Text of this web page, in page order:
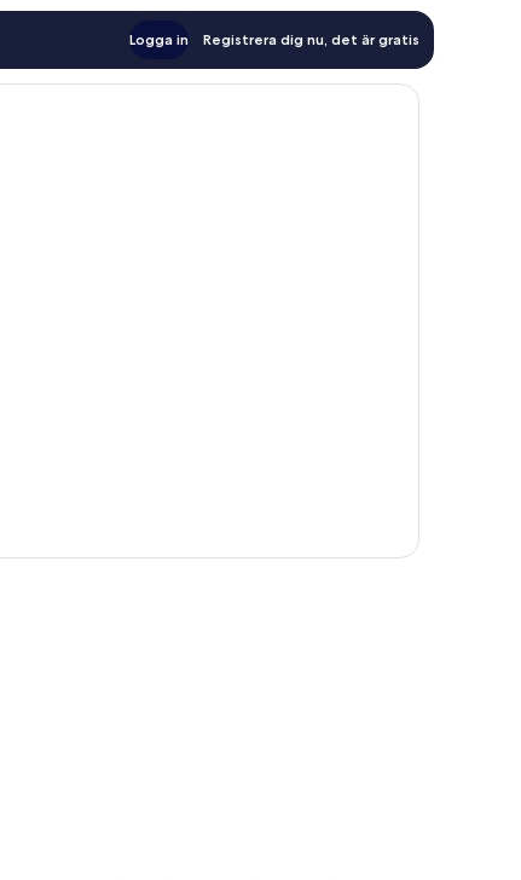
Logga in Registrera dig nu, det är gratis